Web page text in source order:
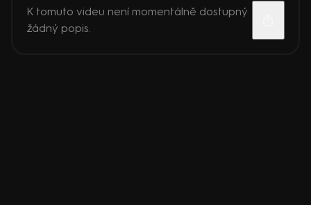
K tomuto videu není momentálně dostupný
žádný popis.